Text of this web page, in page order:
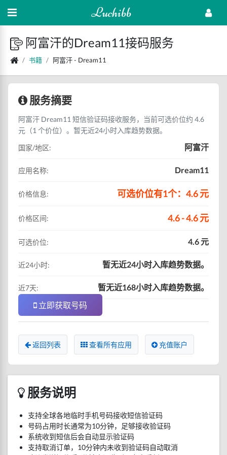
Luchibb
阿富汗的Dream11接码服务
书籍 阿富汗 - Dream11
服务摘要
阿富汗 Dream11 短信验证码接收服务，当前可选价位约 4.6
元（1 个价位）。暂无近24小时入库趋势数据。
国家/地区:
阿富汗
应用名称: Dream11
价格信息: 可选价位有1个：4.6 元
价格区间: 4.6 - 4.6 元
可选价位: 4.6 元
近24小时: 暂无近24小时入库趋势数据。
近7天:
暂无近168小时入库趋势数据。
立即获取号码
返回列表 查看所有应用 充值账户
服务说明
支持全球各地临时手机号码接收短信验证码
号码占用时长通常为10分钟，足够接收验证码
系统收到短信后会自动显示验证码
支持取消订单，10分钟内未收到验证码自动取消